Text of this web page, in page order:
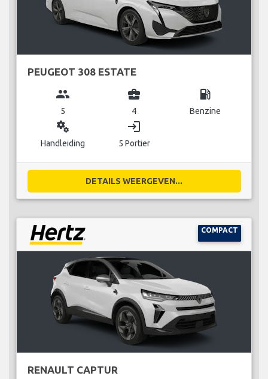
PEUGEOT 308 ESTATE
group
5
business_center
4
local_gas_station
Benzine
miscellaneous_services
Handleiding
login
5 Portier
DETAILS WEERGEVEN...
COMPACT
RENAULT CAPTUR